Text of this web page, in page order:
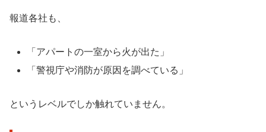
報道各社も、
「アパートの一室から火が出た」
「警視庁や消防が原因を調べている」
というレベルでしか触れていません。